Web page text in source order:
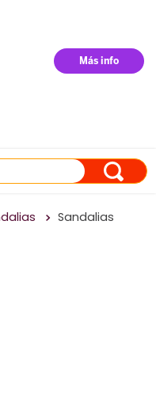
Sandalias